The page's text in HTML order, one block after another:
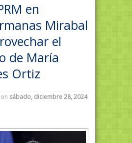
en
Mirabal
el
de María
Ortiz
on sábado, diciembre 28, 2024